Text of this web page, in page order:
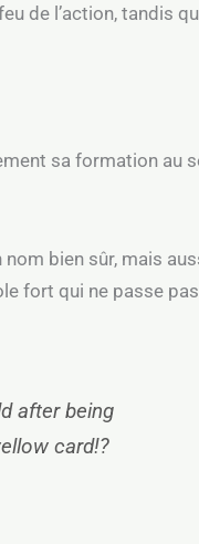
de l’action, tandis
sa formation au
bien sûr, mais
fort qui ne passe
after being
card!?